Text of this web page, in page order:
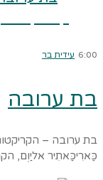
6:00 עידית בר
בת ערובה
בת ערובה –
כַּארִיכַּאתִיר אליַוְם,